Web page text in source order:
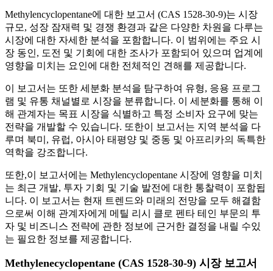
Methylencyclopentane에 대한 보고서 (CAS 1528-30-9)는 시장
규모, 성장 잠재력 및 경쟁 환경과 같은 다양한 차원을 다루는
시장에 대한 자세한 분석을 포함합니다. 이 범위에는 주요 시
장 동인, 도전 및 기회에 대한 조사가 포함되어 있으며 업계에
영향을 미치는 요인에 대한 전체적인 견해를 제공합니다.
이 보고서는 또한 세분화 분석을 탐구하여 유형, 응용 프로그
램 및 유통 채널별로 시장을 분류합니다. 이 세분화를 통해 이
해 관계자는 목표 시장을 식별하고 특정 소비자 요구에 맞는
전략을 개발할 수 있습니다. 또한이 보고서는 지역 분석을 다
루며 북미, 유럽, 아시아 태평양 및 중동 및 아프리카의 독특한
역학을 강조합니다.
또한,이 보고서에는 Methylencyclopentane 시장에 영향을 미치
는 최근 개발, 투자 기회 및 기술 발전에 대한 통찰력이 포함됩
니다. 이 보고서는 현재 트렌드와 미래의 전망을 모두 해결함
으로써 이해 관계자에게 메틸 리시 클로 펜타 테인 부문의 투
자 및 비즈니스 전략에 관한 정보에 근거한 결정을 내릴 수있
는 필요한 정보를 제공합니다.
Methylenecyclopentane (CAS 1528-30-9) 시장 보고서